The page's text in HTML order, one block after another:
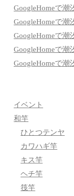
GoogleHomeで潮
GoogleHomeで潮
GoogleHomeで潮
GoogleHomeで潮
GoogleHomeで潮
イベント
和竿
ひとつテンヤ
カワハギ竿
キス竿
ヘチ竿
筏竿